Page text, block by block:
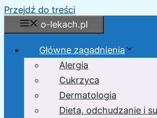
Przejdź do treści
o-lekach.pl
Główne zagadnienia
Alergia
Cukrzyca
Dermatologia
Dieta, odchudzanie i